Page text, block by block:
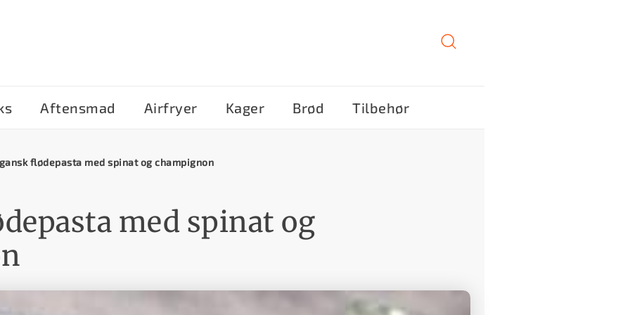
Aftensmad Airfryer Kager Brød Tilbehør
flødepasta med spinat og champignon
med spinat og